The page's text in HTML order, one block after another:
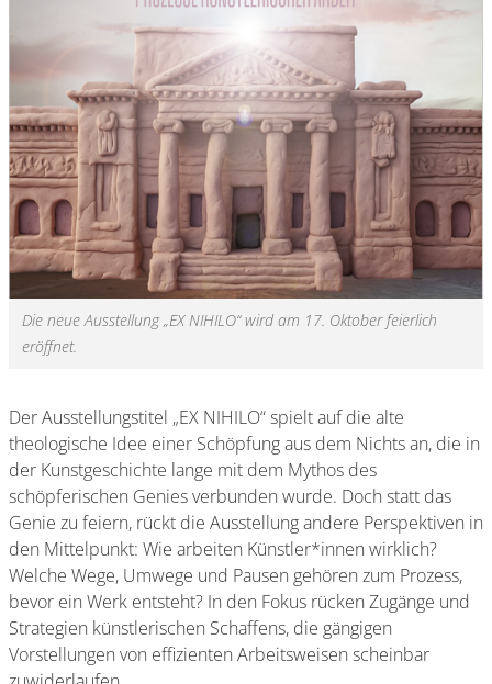
Die neue Ausstellung „EX NIHILO“ wird am 17. Oktober feierlich
eröffnet.
Der Ausstellungstitel „EX NIHILO“ spielt auf die alte
theologische Idee einer Schöpfung aus dem Nichts an, die in
der Kunstgeschichte lange mit dem Mythos des
schöpferischen Genies verbunden wurde. Doch statt das
Genie zu feiern, rückt die Ausstellung andere Perspektiven in
den Mittelpunkt: Wie arbeiten Künstler*innen wirklich?
Welche Wege, Umwege und Pausen gehören zum Prozess,
bevor ein Werk entsteht? In den Fokus rücken Zugänge und
Strategien künstlerischen Schaffens, die gängigen
Vorstellungen von effizienten Arbeitsweisen scheinbar